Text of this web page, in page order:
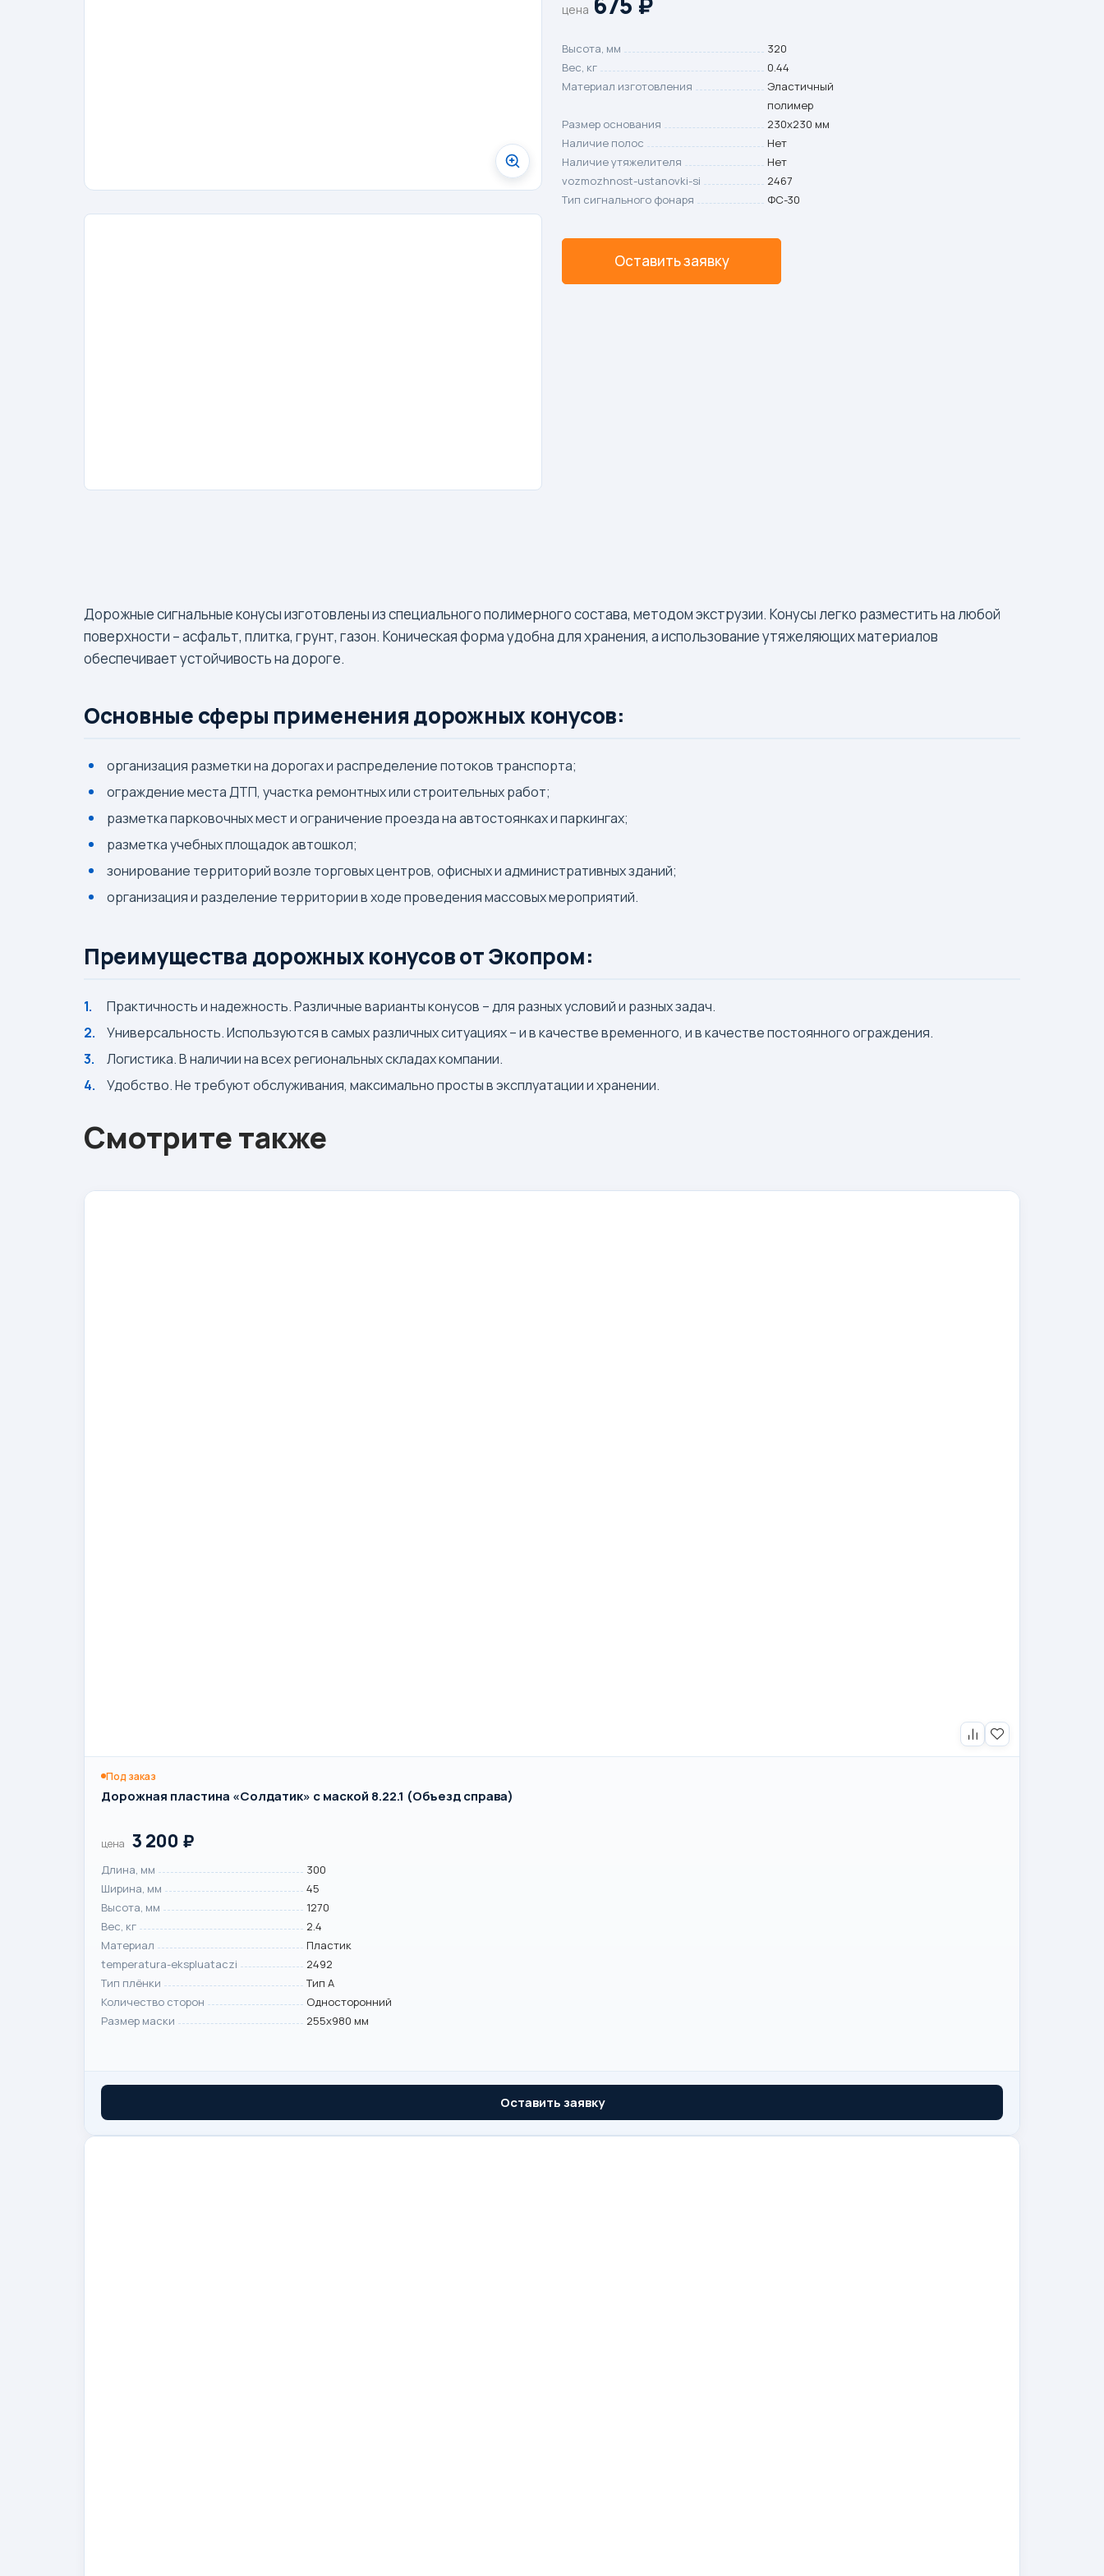
цена
Высота, мм
320
Вес, кг
0.44
Материал изготовления
Эластичный
полимер
Размер основания
230х230 мм
Наличие полос
Нет
Наличие утяжелителя
Нет
vozmozhnost-ustanovki-si
2467
Тип сигнального фонаря
ФС-30
Оставить заявку
Дорожные сигнальные конусы изготовлены из специального полимерного состава, методом экструзии. Конусы легко разместить на любой
поверхности – асфальт, плитка, грунт, газон. Коническая форма удобна для хранения, а использование утяжеляющих материалов
обеспечивает устойчивость на дороге.
Основные сферы применения дорожных конусов:
организация разметки на дорогах и распределение потоков транспорта;
ограждение места ДТП, участка ремонтных или строительных работ;
разметка парковочных мест и ограничение проезда на автостоянках и паркингах;
разметка учебных площадок автошкол;
зонирование территорий возле торговых центров, офисных и административных зданий;
организация и разделение территории в ходе проведения массовых мероприятий.
Преимущества дорожных конусов от Экопром:
Практичность и надежность. Различные варианты конусов – для разных условий и разных задач.
Универсальность. Используются в самых различных ситуациях – и в качестве временного, и в качестве постоянного ограждения.
Логистика. В наличии на всех региональных складах компании.
Удобство. Не требуют обслуживания, максимально просты в эксплуатации и хранении.
Смотрите также
Под заказ
Дорожная пластина «Солдатик» с маской 8.22.1 (Объезд справа)
цена 3 200 ₽
Длина, мм
300
Ширина, мм
45
Высота, мм
1270
Вес, кг
2.4
Материал
Пластик
temperatura-ekspluataczi
2492
Тип плёнки
Тип А
Количество сторон
Односторонний
Размер маски
255х980 мм
Оставить заявку